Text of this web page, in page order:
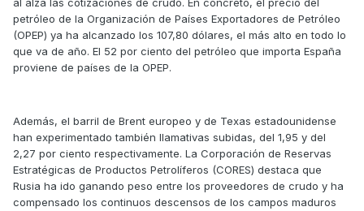
al alza las cotizaciones de crudo. En concreto, el precio del
petróleo de la Organización de Países Exportadores de Petróleo
(OPEP) ya ha alcanzado los 107,80 dólares, el más alto en todo lo
que va de año. El 52 por ciento del petróleo que importa España
proviene de países de la OPEP.
Además, el barril de Brent europeo y de Texas estadounidense
han experimentado también llamativas subidas, del 1,95 y del
2,27 por ciento respectivamente. La Corporación de Reservas
Estratégicas de Productos Petrolíferos (CORES) destaca que
Rusia ha ido ganando peso entre los proveedores de crudo y ha
compensado los continuos descensos de los campos maduros